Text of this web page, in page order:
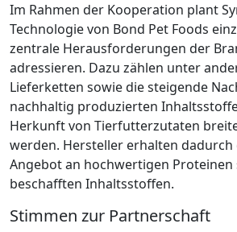
Im Rahmen der Kooperation plant
Technologie von Bond Pet Foods
zentrale Herausforderungen der
adressieren. Dazu zählen unter
Lieferketten sowie die steigende
nachhaltig produzierten
Herkunft von Tierfutterzutaten
werden. Hersteller erhalten
Angebot an hochwertigen Proteinen
beschafften Inhaltsstoffen.
Stimmen zur Partnerschaft